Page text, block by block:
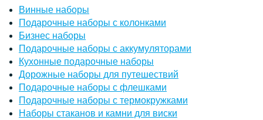
Винные наборы
Подарочные наборы с колонками
Бизнес наборы
Подарочные наборы с аккумуляторами
Кухонные подарочные наборы
Дорожные наборы для путешествий
Подарочные наборы с флешками
Подарочные наборы с термокружками
Наборы стаканов и камни для виски